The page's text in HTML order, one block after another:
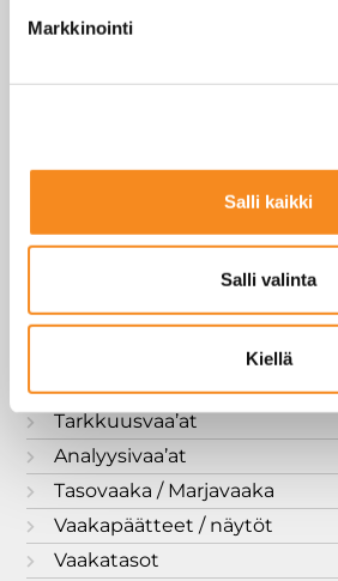
Markkinointi
Salli kaikki
Salli valinta
Kiellä
Kern Vaa’at
Laskijavaa’at
Myymälä- ja hinnoitteluvaaka
Punnukset
Scaleshouse tuotteet
Tarkkuusvaa’at
Analyysivaa’at
Tasovaaka / Marjavaaka
Vaakapäätteet / näytöt
Vaakatasot